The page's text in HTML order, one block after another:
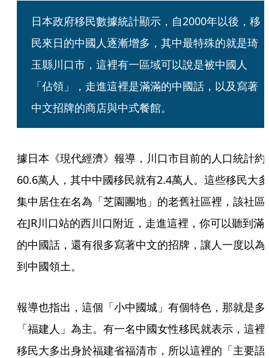
日本政府移民數據統計顯示，自2000年以後，移
民來日的中國人逐漸增多，其中最特殊的就是琦
玉縣川口市，這裡有一區域可以說是被中國人
「佔領」，走進這裡是滿滿的中國話，以及寫著
中文招牌的商店與中式餐館。
據日本《現代經濟》報導，川口市目前的人口統計約
60.6萬人，其中中國移民就有2.4萬人。這些移民大多
集中居住在名為「芝園團地」的老舊社區裡，該社區
在JR川口站的西川口附近，走進這裡，你可以聽到滿
的中國話，還有很多寫著中文的招牌，讓人一度以為
到中國領土。
報導也指出，這個「小中國城」有個特色，那就是多
「福建人」為主。有一名中國女性移民就表示，這裡
移民大多出身於福建省福清市，所以這裡的「主要語